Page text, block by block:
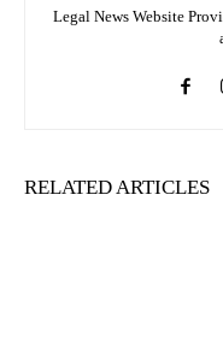
Legal News Website
RELATED ARTICLES